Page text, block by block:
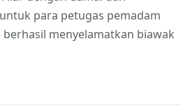
para petugas pemadam
menyelamatkan biawak